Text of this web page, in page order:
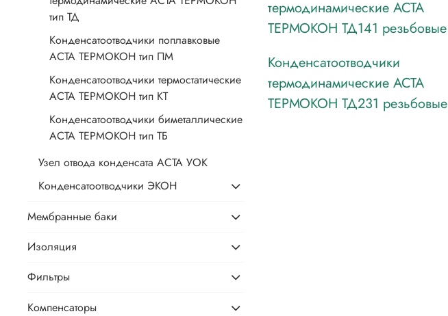
термодинамические АСТА
ТЕРМОКОН ТД141 резьбовые
Конденсатоотводчики
термодинамические АСТА
ТЕРМОКОН ТД231 резьбовые
тип ТД
Конденсатоотводчики поплавковые
АСТА ТЕРМОКОН тип ПМ
Конденсатоотводчики термостатические
АСТА ТЕРМОКОН тип КТ
Конденсатоотводчики биметаллические
АСТА ТЕРМОКОН тип ТБ
Узел отвода конденсата АСТА УОК
Конденсатоотводчики ЭКОН
Мембранные баки
Изоляция
Фильтры
Компенсаторы